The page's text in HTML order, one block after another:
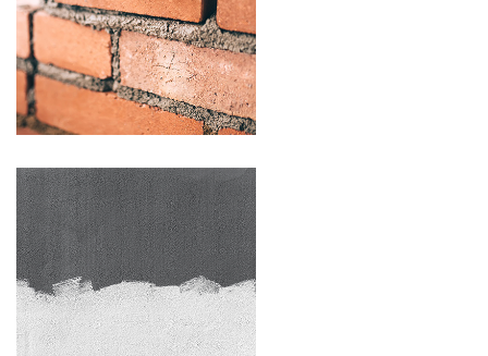
MURERARBEJDE
MALERARBEJDE